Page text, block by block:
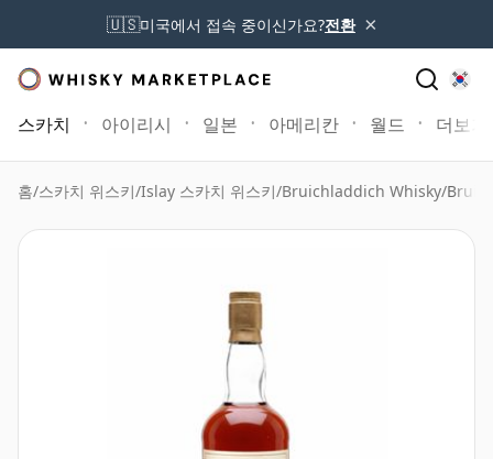
🇺🇸미국에서 접속 중이신가요?전환 ×
스카치 아이리시 일본 아메리칸 월드 더보기
홈/스카치 위스키/Islay 스카치 위스키/Bruichladdich Whisky/